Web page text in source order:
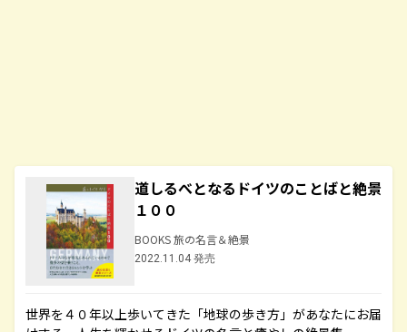
道しるべとなるドイツのことばと絶景
１００
BOOKS 旅の名言＆絶景
2022.11.04 発売
世界を４０年以上歩いてきた「地球の歩き方」があなたにお届